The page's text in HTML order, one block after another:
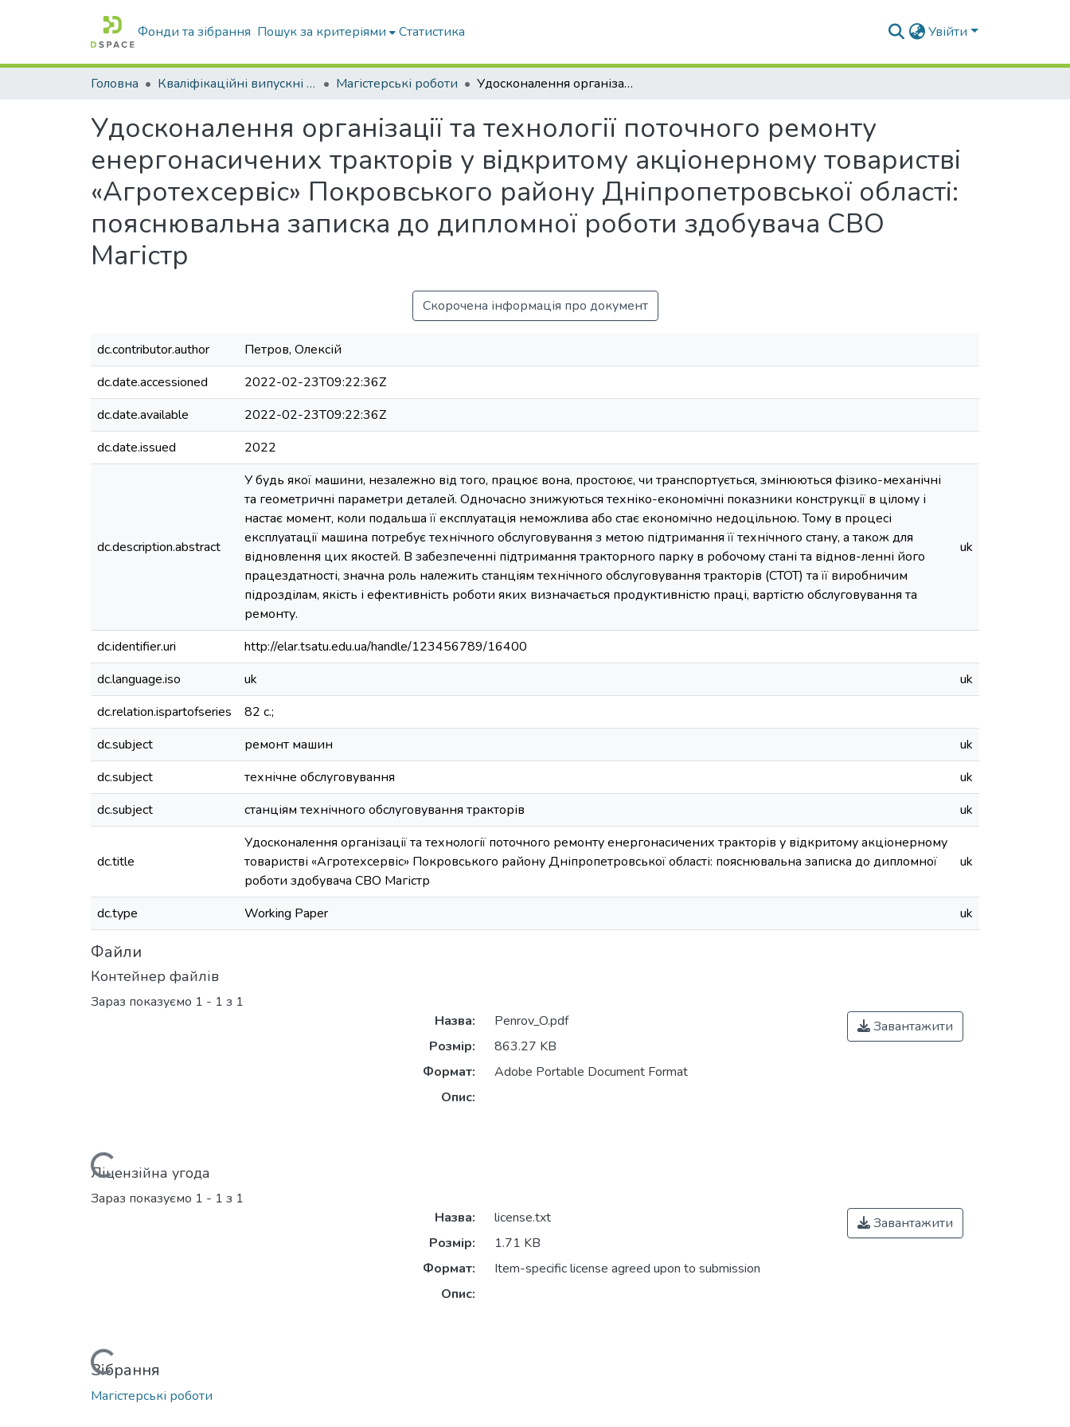
Фонди та зібрання Пошук за критеріями Статистика Увійти
Головна Кваліфікаційні випускні роботи бакалаврів і магістрів Магістерські роботи Удосконалення організації та технології поточного ремонту енергонасичених тракторів у відкритому акціонерному товаристві «Агротехсервіс» Покровського району Дніпропетровської області: пояснювальна записка до дипломної роботи здобувача СВО Магістр
Удосконалення організації та технології поточного ремонту
енергонасичених тракторів у відкритому акціонерному товаристві
«Агротехсервіс» Покровського району Дніпропетровської області:
пояснювальна записка до дипломної роботи здобувача СВО
Магістр
Скорочена інформація про документ
dc.contributor.author
Петров, Олексій
dc.date.accessioned
2022-02-23T09:22:36Z
dc.date.available
2022-02-23T09:22:36Z
dc.date.issued
2022
dc.description.abstract
У будь якої машини, незалежно від того, працює вона, простоює, чи транспортується, змінюються фізико-механічні
та геометричні параметри деталей. Одночасно знижуються техніко-економічні показники конструкції в цілому і
настає момент, коли подальша її експлуатація неможлива або стає економічно недоцільною. Тому в процесі
експлуатації машина потребує технічного обслуговування з метою підтримання її технічного стану, а також для
відновлення цих якостей. В забезпеченні підтримання тракторного парку в робочому стані та віднов-ленні його
працездатності, значна роль належить станціям технічного обслуговування тракторів (СТОТ) та її виробничим
підрозділам, якість і ефективність роботи яких визначається продуктивністю праці, вартістю обслуговування та
ремонту.
uk
dc.identifier.uri
http://elar.tsatu.edu.ua/handle/123456789/16400
dc.language.iso
uk
uk
dc.relation.ispartofseries
82 с.;
dc.subject
ремонт машин
uk
dc.subject
технічне обслуговування
uk
dc.subject
станціям технічного обслуговування тракторів uk
dc.title
Удосконалення організації та технології поточного ремонту енергонасичених тракторів у відкритому акціонерному
товаристві «Агротехсервіс» Покровського району Дніпропетровської області: пояснювальна записка до дипломної
роботи здобувача СВО Магістр
uk
dc.type Working Paper uk
Файли
Контейнер файлів
Зараз показуємо 1 - 1 з 1
Вантажиться...
Назва:
Penrov_O.pdf
Розмір:
863.27 KB
Формат:
Adobe Portable Document Format
Опис:
Завантажити
Ліцензійна угода
Зараз показуємо 1 - 1 з 1
Вантажиться...
Назва:
license.txt
Розмір:
1.71 KB
Формат:
Item-specific license agreed upon to submission
Опис:
Завантажити
Зібрання
Магістерські роботи